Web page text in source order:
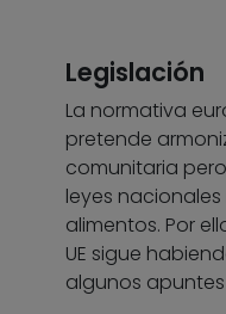
Legislación
La normativa
pretende
comunitaria
leyes
alimentos. Por
UE sigue
algunos